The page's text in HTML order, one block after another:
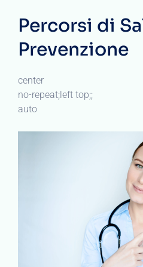
Percorsi di
Prevenzione
center
no-repeat;left top;;
auto